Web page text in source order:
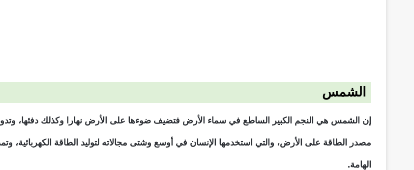
الشمس
إن الشمس هي النجم الكبير الساطع في سماء الأرض فتضيف ضوءها على الأرض نهارا وكذلك دفئها،
مصدر الطاقة على الأرض، والتي استخدمها الإنسان في أوسع وشتى مجالاته لتوليد الطاقة الكهربائية،
الهامة.